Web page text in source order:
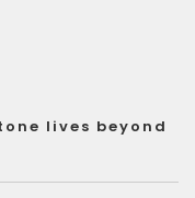
lives beyond